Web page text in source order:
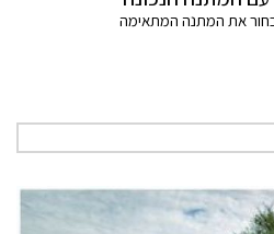
את המתנה המתאימה